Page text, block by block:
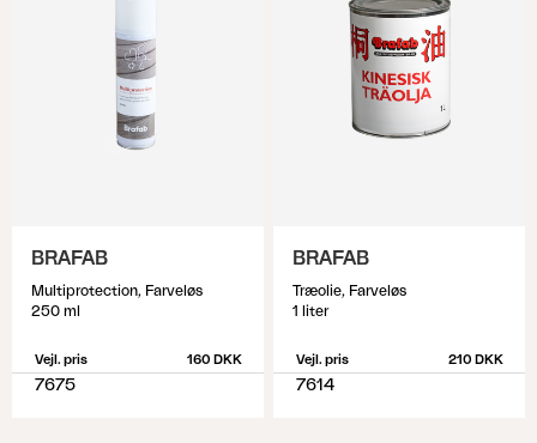
BRAFAB
Multiprotection, Farveløs
250 ml
Vejl. pris 160 DKK
7675
BRAFAB
Træolie, Farveløs
1 liter
Vejl. pris 210 DKK
7614